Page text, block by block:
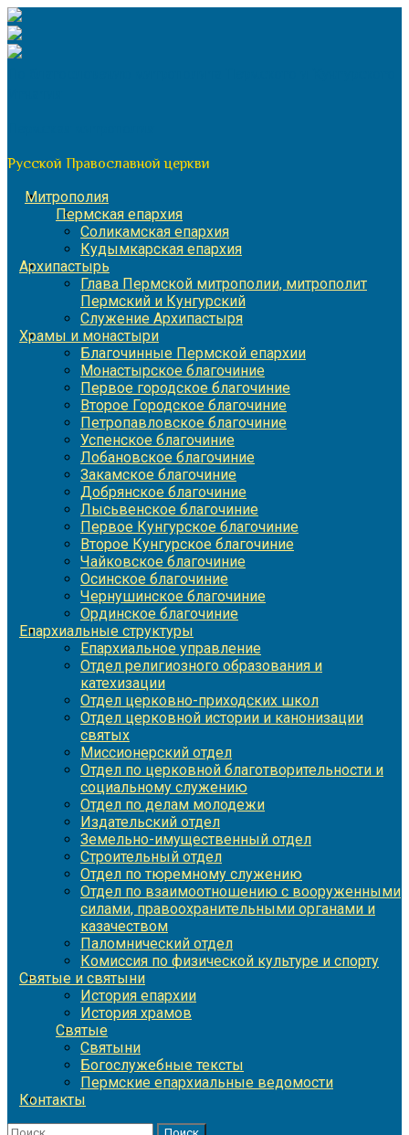
Перейти
к
содержимому
Русской Православной церкви
Митрополия
Пермская епархия
Соликамская епархия
Кудымкарская епархия
Архипастырь
Глава Пермской митрополии, митрополит
Пермский и Кунгурский
Служение Архипастыря
Храмы и монастыри
Благочинные Пермской епархии
Монастырское благочиние
Первое городское благочиние
Второе Городское благочиние
Петропавловское благочиние
Успенское благочиние
Лобановское благочиние
Закамское благочиние
Добрянское благочиние
Лысьвенское благочиние
Первое Кунгурское благочиние
Второе Кунгурское благочиние
Чайковское благочиние
Осинское благочиние
Чернушинское благочиние
Ординское благочиние
Епархиальные структуры
Епархиальное управление
Отдел религиозного образования и
катехизации
Отдел церковно-приходских школ
Отдел церковной истории и канонизации
святых
Миссионерский отдел
Отдел по церковной благотворительности и
социальному служению
Отдел по делам молодежи
Издательский отдел
Земельно-имущественный отдел
Строительный отдел
Отдел по тюремному служению
Отдел по взаимоотношению с вооруженными
силами, правоохранительными органами и
казачеством
Паломнический отдел
Комиссия по физической культуре и спорту
Святые и святыни
История епархии
История храмов
Святые
Святыни
Богослужебные тексты
Пермские епархиальные ведомости
Контакты
Найти: